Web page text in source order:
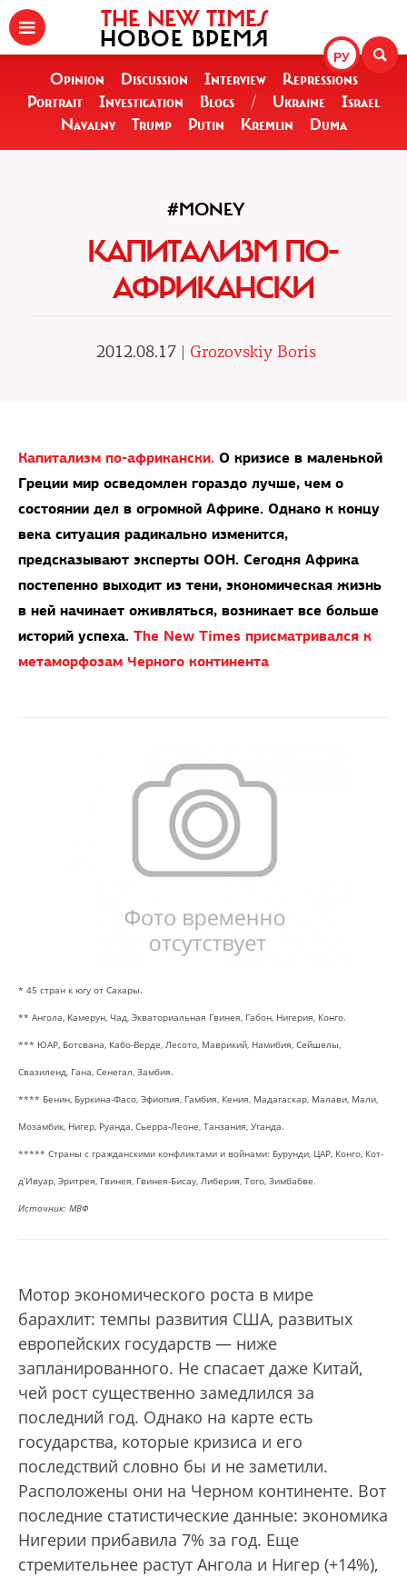
РУ
THE NEW TIMES
НОВОЕ ВРЕМЯ
Opinion Discussion Interview
Repressions
Portrait
Investigation Blogs / Ukraine
Israel
Navalny
Trump Putin Kremlin Duma
#MONEY
КАПИТАЛИЗМ ПО-
АФРИКАНСКИ
2012.08.17 | Grozovskiy Boris
Капитализм по-африкански. О кризисе в маленькой
Греции мир осведомлен гораздо лучше, чем о
состоянии дел в огромной Африке. Однако к концу
века ситуация радикально изменится,
предсказывают эксперты ООН. Сегодня Африка
постепенно выходит из тени, экономическая жизнь
в ней начинает оживляться, возникает все больше
историй успеха. The New Times присматривался к
метаморфозам Черного континента
* 45 стран к югу от Сахары.
** Ангола, Камерун, Чад, Экваториальная Гвинея, Габон, Нигерия, Конго.
*** ЮАР, Ботсвана, Кабо-Верде, Лесото, Маврикий, Намибия, Сейшелы,
Свазиленд, Гана, Сенегал, Замбия.
**** Бенин, Буркина-Фасо, Эфиопия, Гамбия, Кения, Мадагаскар, Малави, Мали,
Мозамбик, Нигер, Руанда, Сьерра-Леоне, Танзания, Уганда.
***** Страны с гражданскими конфликтами и войнами: Бурунди, ЦАР, Конго, Кот-
д’Ивуар, Эритрея, Гвинея, Гвинея-Бисау, Либерия, Того, Зимбабве.
Источник: МВФ
Мотор экономического роста в мире
барахлит: темпы развития США, развитых
европейских государств — ниже
запланированного. Не спасает даже Китай,
чей рост существенно замедлился за
последний год. Однако на карте есть
государства, которые кризиса и его
последствий словно бы и не заметили.
Расположены они на Черном континенте. Вот
последние статистические данные: экономика
Нигерии прибавила 7% за год. Еще
стремительнее растут Ангола и Нигер (+14%),